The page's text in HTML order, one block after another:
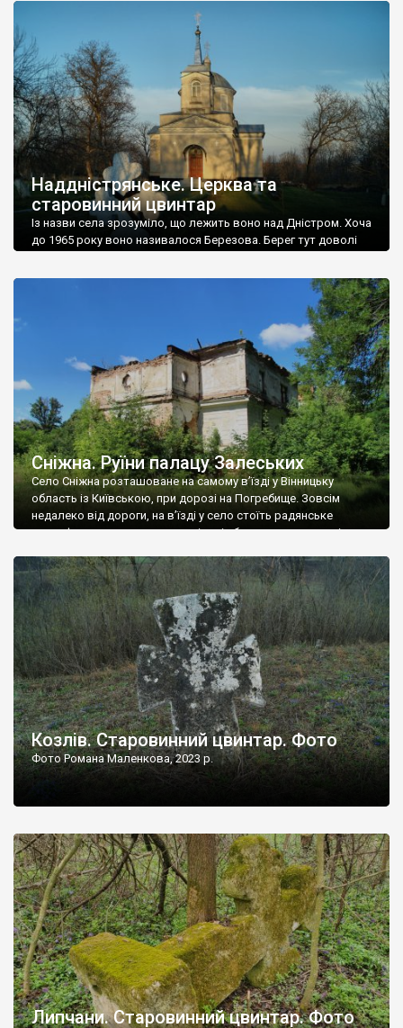
старовинний цвинтар із кам’яними хрестами. Всі епітафії, які
збереглися, написані кирилицею, церковнослов’янською
мовою. За всіма традиційними ознаками – цвинтар
український. Хрести датуються 19 століттям. У 1924-1940
роках Болган […]
Наддністрянське. Церква та
старовинний цвинтар
Із назви села зрозуміло, що лежить воно над Дністром. Хоча
до 1965 року воно називалося Березова. Берег тут доволі
Наддністрянське відрізняється від більшості навколишніх
сіл. У селі є мурована Михайлівська церква. Точної дати […]
Сніжна. Руїни палацу Залеських
Село Сніжна розташоване на самому в’їзді у Вінницьку
область із Київською, при дорозі на Погребище. Зовсім
недалеко від дороги, на в’їзді у село стоїть радянське
рельєфне пано, яке показує жінку і яблуню, а трохи далі, десь
не видно, але видно дві стареньких колії у траві – […]
Козлів. Старовинний цвинтар. Фото
Фото Романа Маленкова, 2023 р.
Липчани. Старовинний цвинтар. Фото